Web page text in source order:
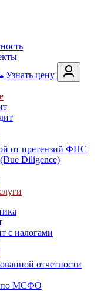
Узнать цену
от претензий ФНС
Diligence)
с налогами
отчетности
по МСФО